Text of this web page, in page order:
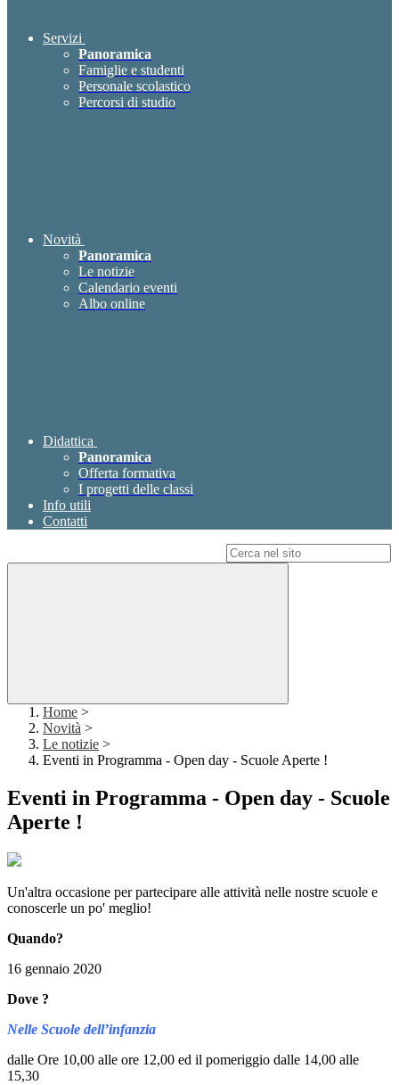
Servizi
Panoramica
Famiglie e studenti
Personale scolastico
Percorsi di studio
Novità
Panoramica
Le notizie
Calendario eventi
Albo online
Didattica
Panoramica
Offerta formativa
I progetti delle classi
Info utili
Contatti
Home >
Novità >
Le notizie >
Eventi in Programma - Open day - Scuole Aperte !
Eventi in Programma - Open day - Scuole
Aperte !
Un'altra occasione per partecipare alle attività nelle nostre scuole e
conoscerle un po' meglio!
Quando?
16 gennaio 2020
Dove ?
Nelle Scuole dell’infanzia
dalle Ore 10,00 alle ore 12,00 ed il pomeriggio dalle 14,00 alle
15,30